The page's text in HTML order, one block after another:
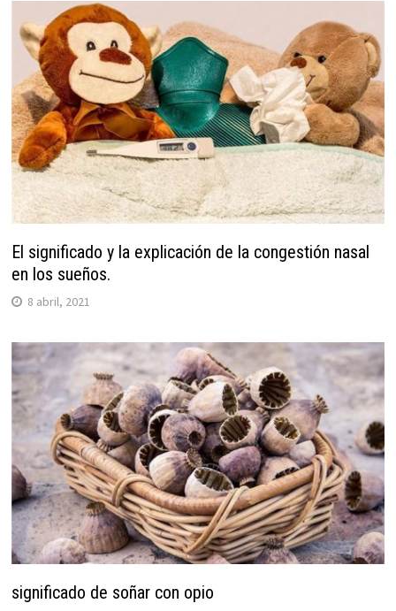
El significado y la explicación de la congestión nasal
en los sueños.
8 abril, 2021
significado de soñar con opio